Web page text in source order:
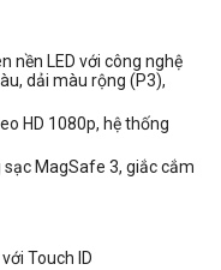
nền LED với công nghệ
dải màu rộng (P3),
HD 1080p, hệ thống
sạc MagSafe 3, giắc cắm
Touch ID